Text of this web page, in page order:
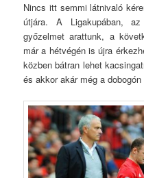
Nincs itt semmi látnivaló
útjára. A Ligakupában,
győzelmet arattunk, a
már a hétvégén is újra
közben bátran lehet
és akkor akár még a